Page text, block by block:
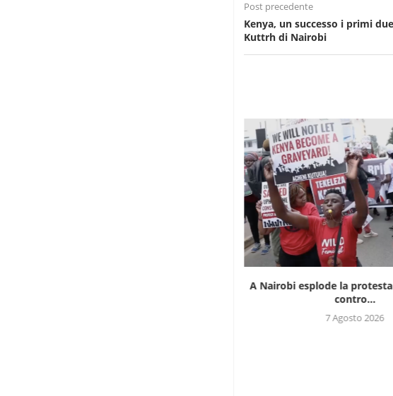
Post precedente
Kenya, un successo i primi
Kuttrh di Nairobi
A Nairobi esplode la
contro...
7 Agosto 2026